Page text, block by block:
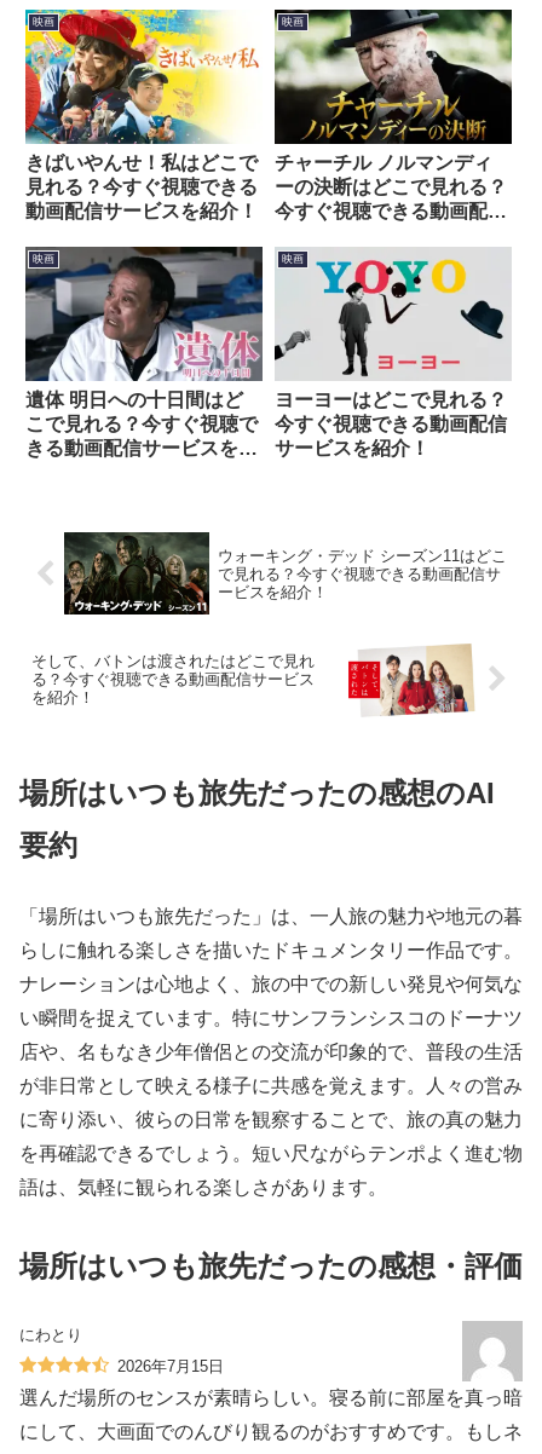
紹介！
映画
きばいやんせ！私はどこで
見れる？今すぐ視聴できる
動画配信サービスを紹介！
映画
チャーチル ノルマンディ
ーの決断はどこで見れる？
今すぐ視聴できる動画配信
映画
遺体 明日への十日間はど
こで見れる？今すぐ視聴で
きる動画配信サービスを紹
映画
ヨーヨーはどこで見れる？
今すぐ視聴できる動画配信
サービスを紹介！
ウォーキング・デッド シーズン11はどこ
で見れる？今すぐ視聴できる動画配信サ
ービスを紹介！
そして、バトンは渡されたはどこで見れ
る？今すぐ視聴できる動画配信サービス
を紹介！
場所はいつも旅先だったの感想のAI
要約
「場所はいつも旅先だった」は、一人旅の魅力や地元の暮
らしに触れる楽しさを描いたドキュメンタリー作品です。
ナレーションは心地よく、旅の中での新しい発見や何気な
い瞬間を捉えています。特にサンフランシスコのドーナツ
店や、名もなき少年僧侶との交流が印象的で、普段の生活
が非日常として映える様子に共感を覚えます。人々の営み
に寄り添い、彼らの日常を観察することで、旅の真の魅力
を再確認できるでしょう。短い尺ながらテンポよく進む物
語は、気軽に観られる楽しさがあります。
場所はいつも旅先だったの感想・評価
にわとり
2026年7月15日
選んだ場所のセンスが素晴らしい。寝る前に部屋を真っ暗
にして、大画面でのんびり観るのがおすすめです。もしネ